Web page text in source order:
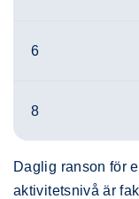
6
8
Daglig ranson för
aktivitetsnivå är